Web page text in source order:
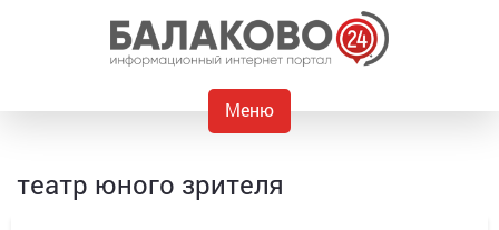
Меню
театр юного зрителя